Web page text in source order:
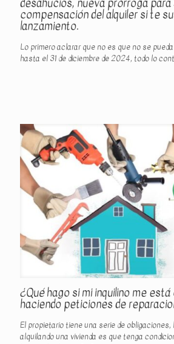
desahucios, nueva prórroga
compensación del alquiler si te
lanzamiento.
Lo primero aclarar que no es que no se
hasta el 31 de diciembre de 2024, todo lo
¿Qué hago si mi inquilino me
haciendo peticiones de
El propietario tiene una serie de
alquilando una vivienda es que tenga